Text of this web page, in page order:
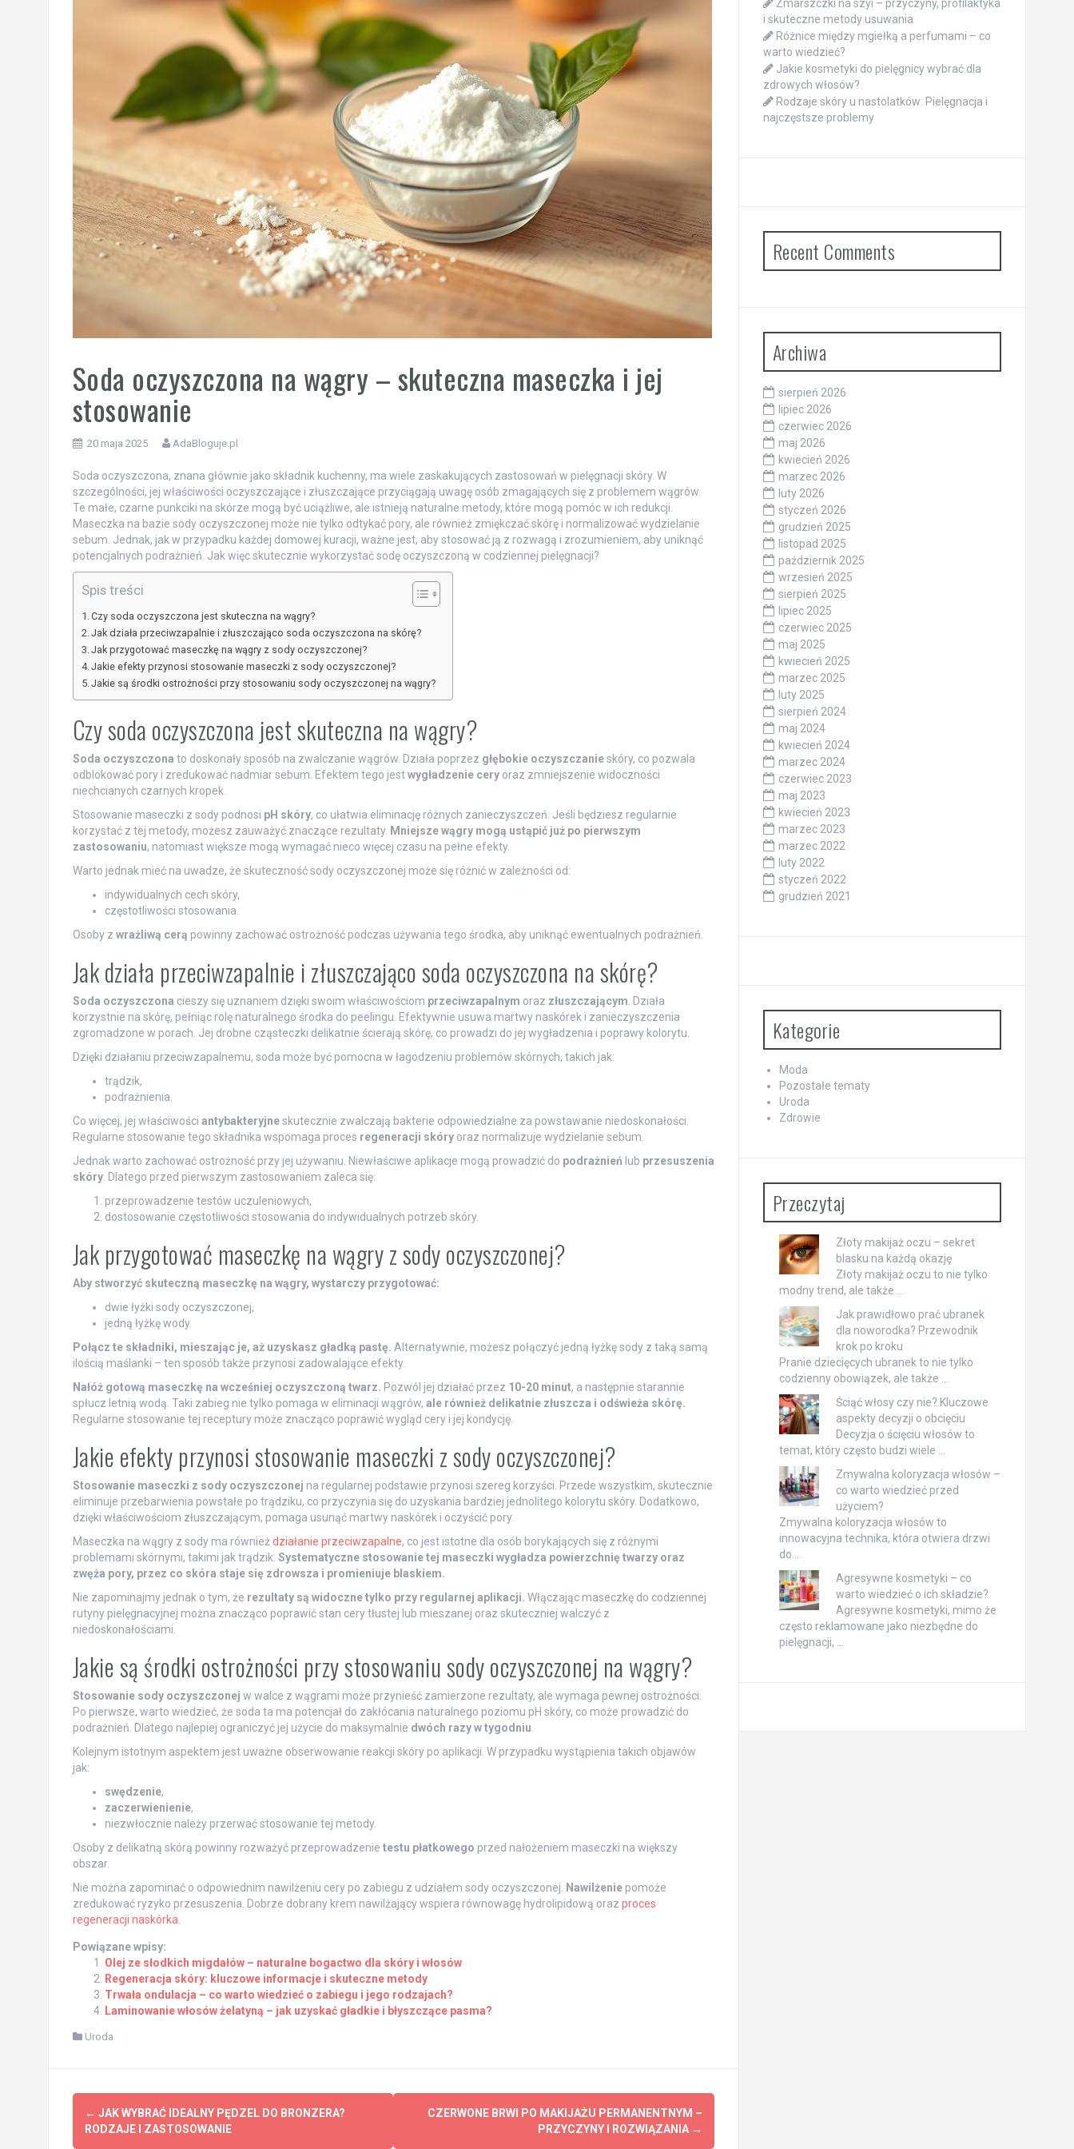
Soda oczyszczona na wągry – skuteczna maseczka i jej
stosowanie
20 maja 2025 AdaBloguje.pl
Soda oczyszczona, znana głównie jako składnik kuchenny, ma wiele zaskakujących zastosowań w pielęgnacji skóry. W
szczególności, jej właściwości oczyszczające i złuszczające przyciągają uwagę osób zmagających się z problemem wągrów.
Te małe, czarne punkciki na skórze mogą być uciążliwe, ale istnieją naturalne metody, które mogą pomóc w ich redukcji.
Maseczka na bazie sody oczyszczonej może nie tylko odtykać pory, ale również zmiękczać skórę i normalizować wydzielanie
sebum. Jednak, jak w przypadku każdej domowej kuracji, ważne jest, aby stosować ją z rozwagą i zrozumieniem, aby uniknąć
potencjalnych podrażnień. Jak więc skutecznie wykorzystać sodę oczyszczoną w codziennej pielęgnacji?
Spis treści
Czy soda oczyszczona jest skuteczna na wągry?
Jak działa przeciwzapalnie i złuszczająco soda oczyszczona na skórę?
Jak przygotować maseczkę na wągry z sody oczyszczonej?
Jakie efekty przynosi stosowanie maseczki z sody oczyszczonej?
Jakie są środki ostrożności przy stosowaniu sody oczyszczonej na wągry?
Czy soda oczyszczona jest skuteczna na wągry?
Soda oczyszczona to doskonały sposób na zwalczanie wągrów. Działa poprzez głębokie oczyszczanieskóry, co pozwala
odblokować pory i zredukować nadmiar sebum. Efektem tego jestwygładzenie ceryoraz zmniejszenie widoczności
niechcianych czarnych kropek.
Stosowanie maseczki z sody podnosi pH skóry, co ułatwia eliminację różnych zanieczyszczeń. Jeśli będziesz regularnie
korzystać z tej metody, możesz zauważyć znaczące rezultaty. Mniejsze wągry mogą ustąpić już po pierwszym
zastosowaniu, natomiast większe mogą wymagać nieco więcej czasu na pełne efekty.
Warto jednak mieć na uwadze, że skuteczność sody oczyszczonej może się różnić w zależności od:
indywidualnych cech skóry,
częstotliwości stosowania.
Osoby z wrażliwą cerą powinny zachować ostrożność podczas używania tego środka, aby uniknąć ewentualnych podrażnień.
Jak działa przeciwzapalnie i złuszczająco soda oczyszczona na skórę?
Soda oczyszczona cieszy się uznaniem dzięki swoim właściwościom przeciwzapalnym oraz złuszczającym . Działa
korzystnie na skórę, pełniąc rolę naturalnego środka do peelingu. Efektywnie usuwa martwy naskórek i zanieczyszczenia
zgromadzone w porach. Jej drobne cząsteczki delikatnie ścierają skórę, co prowadzi do jej wygładzenia i poprawy kolorytu.
Dzięki działaniu przeciwzapalnemu, soda może być pomocna w łagodzeniu problemów skórnych, takich jak:
trądzik,
podrażnienia.
Co więcej, jej właściwości antybakteryjneskutecznie zwalczają bakterie odpowiedzialne za powstawanie niedoskonałości.
Regularne stosowanie tego składnika wspomaga proces regeneracji skóryoraz normalizuje wydzielanie sebum.
Jednak warto zachować ostrożność przy jej używaniu. Niewłaściwe aplikacje mogą prowadzić do podrażnień lub przesuszenia
skóry. Dlatego przed pierwszym zastosowaniem zaleca się:
przeprowadzenie testów uczuleniowych,
dostosowanie częstotliwości stosowania do indywidualnych potrzeb skóry.
Jak przygotować maseczkę na wągry z sody oczyszczonej?
Aby stworzyć skuteczną maseczkę na wągry, wystarczy przygotować:
dwie łyżki sody oczyszczonej,
jedną łyżkę wody.
Połącz te składniki, mieszając je, aż uzyskasz gładką pastę. Alternatywnie, możesz połączyć jedną łyżkę sody z taką samą
ilością maślanki – ten sposób także przynosi zadowalające efekty.
Nałóż gotową maseczkę na wcześniej oczyszczoną twarz. Pozwól jej działać przez 10-20 minut, a następnie starannie
spłucz letnią wodą. Taki zabieg nie tylko pomaga w eliminacji wągrów, ale również delikatnie złuszcza i odświeża skórę.
Regularne stosowanie tej receptury może znacząco poprawić wygląd cery i jej kondycję.
Jakie efekty przynosi stosowanie maseczki z sody oczyszczonej?
Stosowanie maseczki z sody oczyszczonej na regularnej podstawie przynosi szereg korzyści. Przede wszystkim, skutecznie
eliminuje przebarwienia powstałe po trądziku, co przyczynia się do uzyskania bardziej jednolitego kolorytu skóry. Dodatkowo,
dzięki właściwościom złuszczającym, pomaga usunąć martwy naskórek i oczyścić pory.
Maseczka na wągry z sody ma również działanie przeciwzapalne, co jest istotne dla osób borykających się z różnymi
problemami skórnymi, takimi jak trądzik. Systematyczne stosowanie tej maseczki wygładza powierzchnię twarzy oraz
zwęża pory, przez co skóra staje się zdrowsza i promieniuje blaskiem.
Nie zapominajmy jednak o tym, że rezultaty są widoczne tylko przy regularnej aplikacji. Włączając maseczkę do codziennej
rutyny pielęgnacyjnej można znacząco poprawić stan cery tłustej lub mieszanej oraz skuteczniej walczyć z
niedoskonałościami.
Jakie są środki ostrożności przy stosowaniu sody oczyszczonej na wągry?
Stosowanie sody oczyszczonej w walce z wągrami może przynieść zamierzone rezultaty, ale wymaga pewnej ostrożności.
Po pierwsze, warto wiedzieć, że soda ta ma potencjał do zakłócania naturalnego poziomu pH skóry, co może prowadzić do
podrażnień. Dlatego najlepiej ograniczyć jej użycie do maksymalnie dwóch razy w tygodniu
Kolejnym istotnym aspektem jest uważne obserwowanie reakcji skóry po aplikacji. W przypadku wystąpienia takich objawów
jak:
swędzenie,
zaczerwienienie,
niezwłocznie należy przerwać stosowanie tej metody.
Osoby z delikatną skórą powinny rozważyć przeprowadzenie testu płatkowego przed nałożeniem maseczki na większy
obszar.
Nie można zapominać o odpowiednim nawilżeniu cery po zabiegu z udziałem sody oczyszczonej.
Nawilżeniepomoże
zredukować ryzyko przesuszenia. Dobrze dobrany krem nawilżający wspiera równowagę hydrolipidową oraz proces
regeneracji naskórka
Powiązane wpisy:
Olej ze słodkich migdałów – naturalne bogactwo dla skóry i włosów
Regeneracja skóry: kluczowe informacje i skuteczne metody
Trwała ondulacja – co warto wiedzieć o zabiegu i jego rodzajach?
Laminowanie włosów żelatyną – jak uzyskać gładkie i błyszczące pasma?
Uroda
Post
navigation
← JAK WYBRAĆ IDEALNY PĘDZEL DO BRONZERA?
RODZAJE I ZASTOSOWANIE
CZERWONE BRWI PO MAKIJAŻU PERMANENTNYM –
PRZYCZYNY I ROZWIĄZANIA →
Zmarszczki na szyi – przyczyny, profilaktyka
i skuteczne metody usuwania
Różnice między mgiełką a perfumami – co
warto wiedzieć?
Jakie kosmetyki do pielęgnicy wybrać dla
zdrowych włosów?
Rodzaje skóry u nastolatków: Pielęgnacja i
najczęstsze problemy
Recent Comments
Archiwa
sierpień 2026
lipiec 2026
czerwiec 2026
maj 2026
kwiecień 2026
marzec 2026
luty 2026
styczeń 2026
grudzień 2025
listopad 2025
październik 2025
wrzesień 2025
sierpień 2025
lipiec 2025
czerwiec 2025
maj 2025
kwiecień 2025
marzec 2025
luty 2025
sierpień 2024
maj 2024
kwiecień 2024
marzec 2024
czerwiec 2023
maj 2023
kwiecień 2023
marzec 2023
marzec 2022
luty 2022
styczeń 2022
grudzień 2021
Kategorie
Moda
Pozostałe tematy
Uroda
Zdrowie
Przeczytaj
Złoty makijaż oczu – sekret
blasku na każdą okazję
Złoty makijaż oczu to nie tylko
modny trend, ale także …
Jak prawidłowo prać ubranek
dla noworodka? Przewodnik
krok po kroku
Pranie dziecięcych ubranek to nie tylko
codzienny obowiązek, ale także …
Ściąć włosy czy nie? Kluczowe
aspekty decyzji o obcięciu
Decyzja o ścięciu włosów to
temat, który często budzi wiele …
Zmywalna koloryzacja włosów –
co warto wiedzieć przed
użyciem?
Zmywalna koloryzacja włosów to
innowacyjna technika, która otwiera drzwi
do …
Agresywne kosmetyki – co
warto wiedzieć o ich składzie?
Agresywne kosmetyki, mimo że
często reklamowane jako niezbędne do
pielęgnacji, …